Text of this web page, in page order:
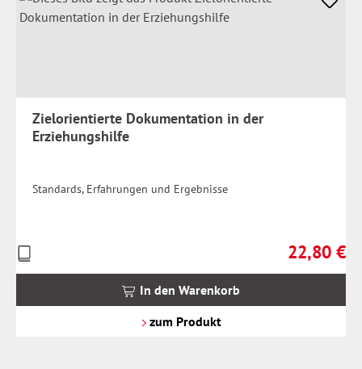
Zielorientierte Dokumentation in der
Erziehungshilfe
Standards, Erfahrungen und Ergebnisse
Regulärer
22,80 €
Preise
inkl.
In den Warenkorb
zum Produkt